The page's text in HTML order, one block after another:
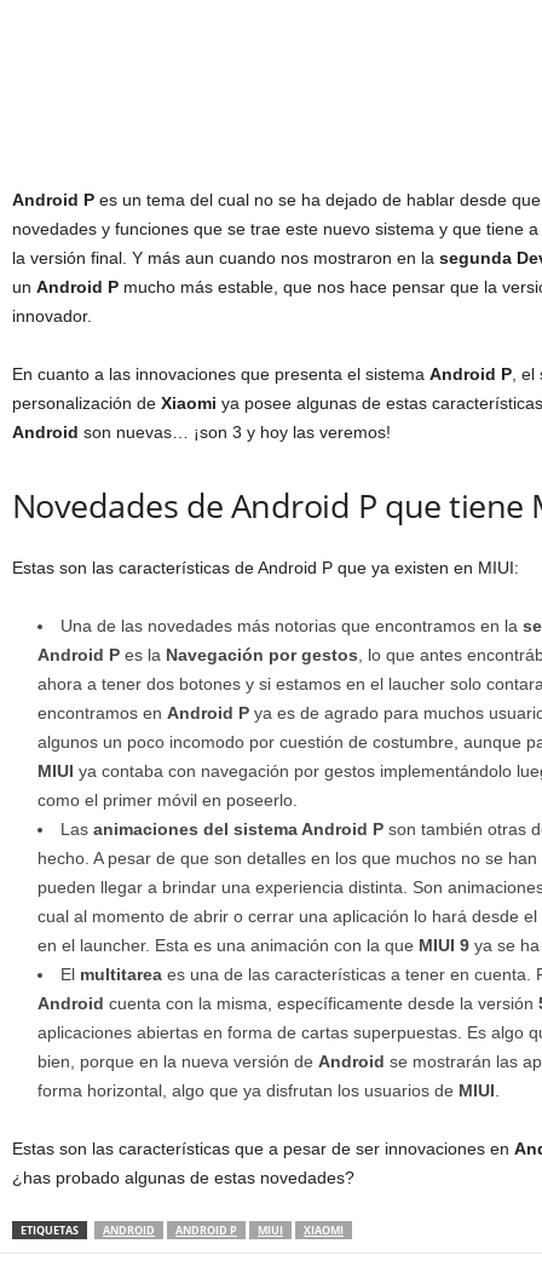
Android P es un tema del cual no se ha dejado de hablar desde
novedades y funciones que se trae este nuevo sistema y que tiene
la versión final. Y más aun cuando nos mostraron en la segunda
un Android P mucho más estable, que nos hace pensar que la
innovador.
En cuanto a las innovaciones que presenta el sistema Android P ,
personalización de Xiaomi ya posee algunas de estas
Android son nuevas… ¡son 3 y hoy las veremos!
Novedades de Android P que tiene
Estas son las características de Android P que ya existen en MIUI:
Una de las novedades más notorias que encontramos en la
Android P es la Navegación por gestos , lo que antes
ahora a tener dos botones y si estamos en el laucher solo
encontramos en Android P ya es de agrado para muchos
algunos un poco incomodo por cuestión de costumbre, aunque
MIUI ya contaba con navegación por gestos implementándolo
como el primer móvil en poseerlo.
Las animaciones del sistema Android P son también otras
hecho. A pesar de que son detalles en los que muchos no se
pueden llegar a brindar una experiencia distinta. Son
cual al momento de abrir o cerrar una aplicación lo hará desde
en el launcher. Esta es una animación con la que MIUI 9 ya se
El multitarea es una de las características a tener en cuenta.
Android cuenta con la misma, específicamente desde la versión
aplicaciones abiertas en forma de cartas superpuestas. Es algo
bien, porque en la nueva versión de Android se mostrarán las
forma horizontal, algo que ya disfrutan los usuarios de MIUI
Estas son las características que a pesar de ser innovaciones en
¿has probado algunas de estas novedades?
ETIQUETAS ANDROID ANDROID P MIUI XIAOMI